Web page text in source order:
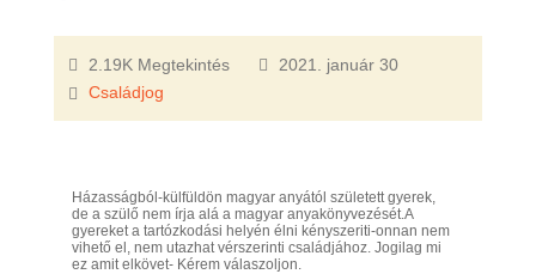
2.19K Megtekintés
2021. január 30
Családjog
Házasságból-külfüldön magyar anyától született gyerek,
de a szülő nem írja alá a magyar anyakönyvezését.A
gyereket a tartózkodási helyén élni kényszeriti-onnan nem
vihető el, nem utazhat vérszerinti családjához. Jogilag mi
ez amit elkövet- Kérem válaszoljon.